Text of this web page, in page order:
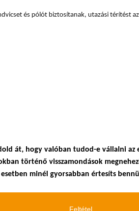
és pólót biztosítanak, utazási térítést
át, hogy valóban tudod-e vállalni az
történő visszamondások
minél gyorsabban értesíts
Feltétel